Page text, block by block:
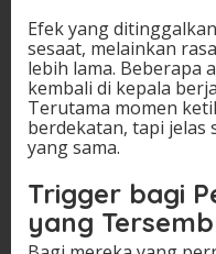
Efek yang
sesaat, melainkan
lebih lama. Beberapa
kembali di kepala
Terutama momen
berdekatan, tapi jelas
yang sama.
Trigger bagi
yang